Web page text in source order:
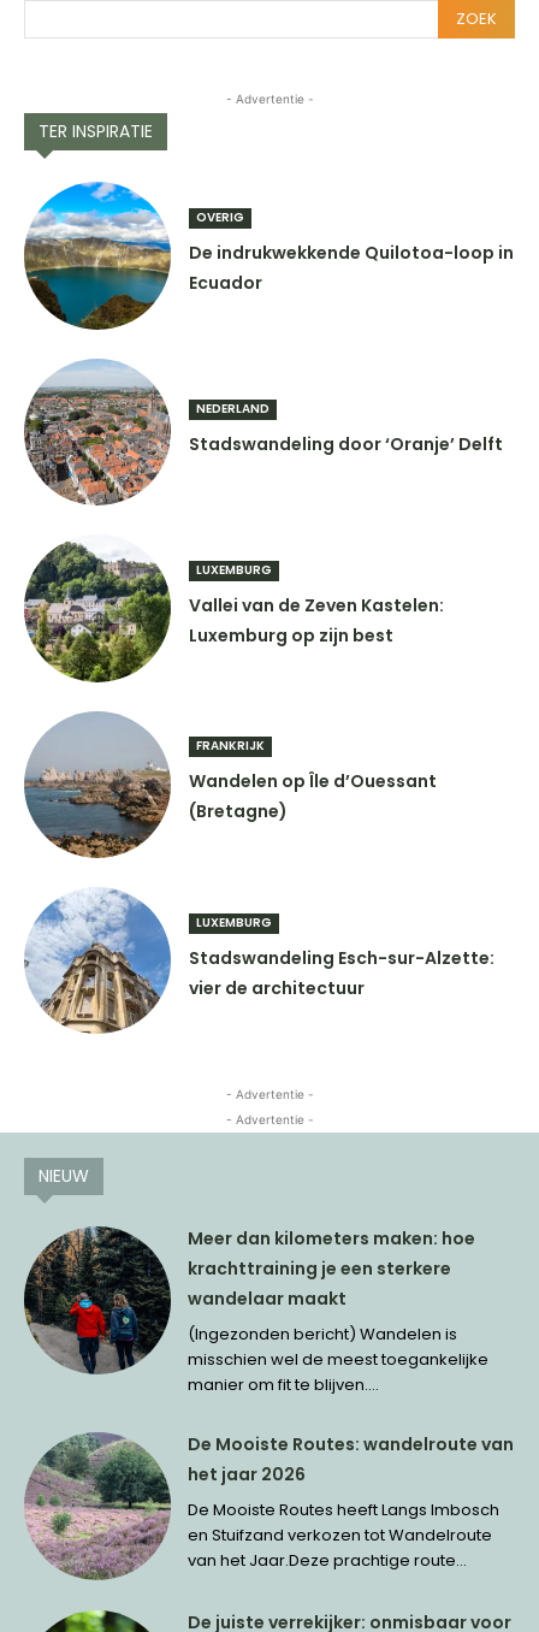
ZOEK
- Advertentie -
TER INSPIRATIE
OVERIG
De indrukwekkende Quilotoa-loop in
Ecuador
NEDERLAND
Stadswandeling door ‘Oranje’ Delft
LUXEMBURG
Vallei van de Zeven Kastelen:
Luxemburg op zijn best
FRANKRIJK
Wandelen op Île d’Ouessant
(Bretagne)
LUXEMBURG
Stadswandeling Esch-sur-Alzette:
vier de architectuur
- Advertentie -
- Advertentie -
NIEUW
Meer dan kilometers maken: hoe
krachttraining je een sterkere
wandelaar maakt
(Ingezonden bericht) Wandelen is
misschien wel de meest toegankelijke
manier om fit te blijven....
De Mooiste Routes: wandelroute van
het jaar 2026
De Mooiste Routes heeft Langs Imbosch
en Stuifzand verkozen tot Wandelroute
van het Jaar.Deze prachtige route...
De juiste verrekijker: onmisbaar voor